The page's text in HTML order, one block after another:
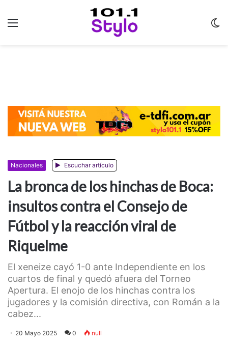
Nacionales Escuchar artículo
La bronca de los hinchas de Boca:
insultos contra el Consejo de
Fútbol y la reacción viral de
Riquelme
El xeneize cayó 1-0 ante Independiente en los
cuartos de final y quedó afuera del Torneo
Apertura. El enojo de los hinchas contra los
jugadores y la comisión directiva, con Román a la
cabez...
20 Mayo 2025 0 null